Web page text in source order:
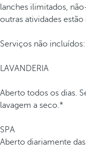
lanches ilimitados,
outras atividades
Serviços não incluídos:
LAVANDERIA
Aberto todos os dias.
lavagem a seco.*
SPA
Aberto diariamente